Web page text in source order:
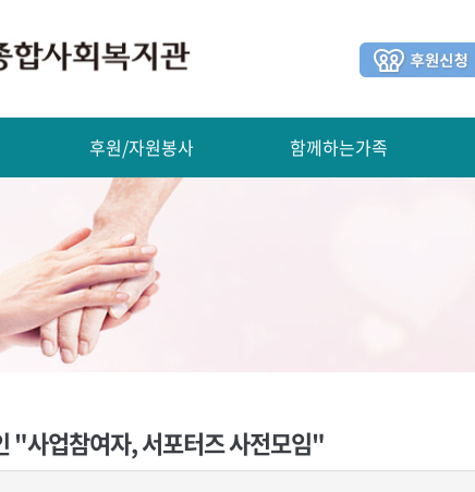
후원/자원봉사 함께하는가족
"사업참여자, 서포터즈 사전모임"